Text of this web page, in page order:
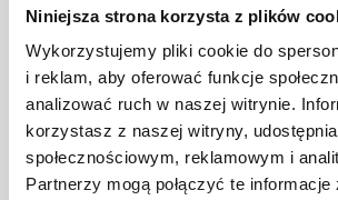
Niniejsza strona korzysta z plików
Wykorzystujemy pliki cookie do
i reklam, aby oferować funkcje
analizować ruch w naszej witrynie.
korzystasz z naszej witryny,
społecznościowym, reklamowym i
Partnerzy mogą połączyć te
0250015 DOG